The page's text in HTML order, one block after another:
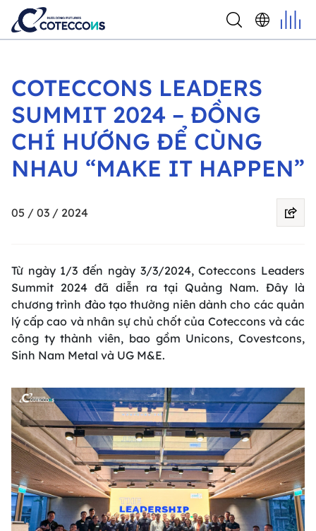
COTECCONS LEADERS
SUMMIT 2024 – ĐỒNG
CHÍ HƯỚNG ĐỂ CÙNG
NHAU “MAKE IT HAPPEN”
05 / 03 / 2024
Từ ngày 1/3 đến ngày 3/3/2024, Coteccons Leaders
Summit 2024 đã diễn ra tại Quảng Nam. Đây là
chương trình đào tạo thường niên dành cho các quản
lý cấp cao và nhân sự chủ chốt của Coteccons và các
công ty thành viên, bao gồm Unicons, Covestcons,
Sinh Nam Metal và UG M&E.